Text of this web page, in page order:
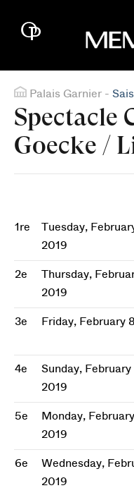
Palais Garnier -
Spectacle
Goecke /
1re
Tuesday,
2019
2e
Thursday,
2019
3e Friday, February
4e
Sunday, February
2019
5e
Monday, February
2019
6e
Wednesday,
2019